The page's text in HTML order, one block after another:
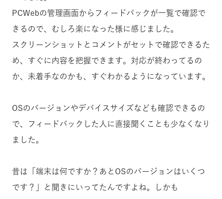
PCWebの管理画面からフィードバックが一覧で確認で
きるので、むしろ楽になった様に感じました。
スクリーンショットとコメントがセットで確認できるた
め、すぐに内容を把握できます。対応が終わってるの
か、未着手なのかも、すぐわかるようになっています。
OSのバージョンやデバイスサイズなども確認できるの
で、フィードバックした人に直接聞くことも少なくなり
ました。
昔は「端末は何ですか？あとOSのバージョンはいくつ
です？」と聞きにいってたんですよね。しかも